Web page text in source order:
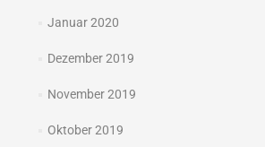
Januar 2020
Dezember 2019
November 2019
Oktober 2019